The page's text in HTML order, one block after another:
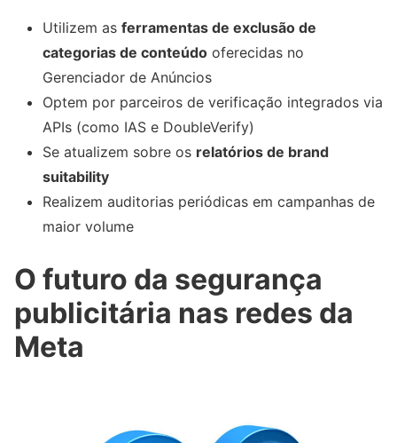
Utilizem as ferramentas de exclusão de
categorias de conteúdo oferecidas no
Gerenciador de Anúncios
Optem por parceiros de verificação integrados via
APIs (como IAS e DoubleVerify)
Se atualizem sobre os relatórios de brand
suitability
Realizem auditorias periódicas em campanhas de
maior volume
O futuro da segurança
publicitária nas redes da
Meta